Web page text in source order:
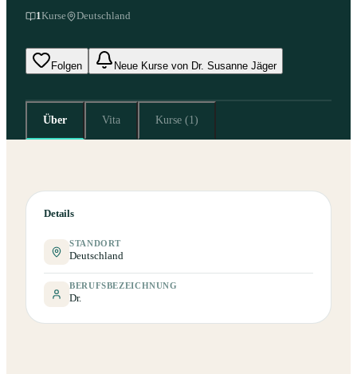
1Kurse Deutschland
Folgen Neue Kurse von Dr. Susanne Jäger
Über Vita Kurse (1)
Details
STANDORT
Deutschland
BERUFSBEZEICHNUNG
Dr.